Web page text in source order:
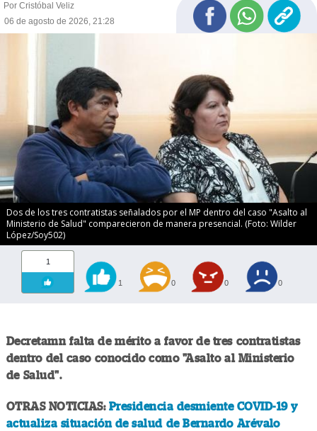
Por Cristóbal Veliz
06 de agosto de 2026, 21:28
Dos de los tres contratistas señalados por el MP dentro del caso "Asalto al
Ministerio de Salud" comparecieron de manera presencial. (Foto: Wilder
López/Soy502)
1
1 0 0 0
Decretamn falta de mérito a favor de tres contratistas
dentro del caso conocido como "Asalto al Ministerio
de Salud".
OTRAS NOTICIAS: Presidencia desmiente COVID-19 y
actualiza situación de salud de Bernardo Arévalo